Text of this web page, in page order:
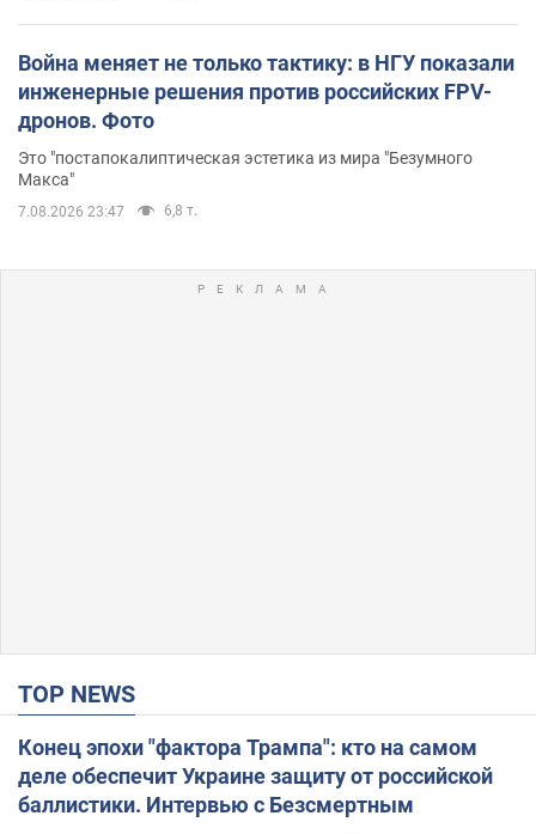
Война меняет не только тактику: в НГУ показали
инженерные решения против российских FPV-
дронов. Фото
Это "постапокалиптическая эстетика из мира "Безумного
Макса"
7.08.2026 23:47 6,8 т.
TOP NEWS
Конец эпохи "фактора Трампа": кто на самом
деле обеспечит Украине защиту от российской
баллистики. Интервью с Безсмертным